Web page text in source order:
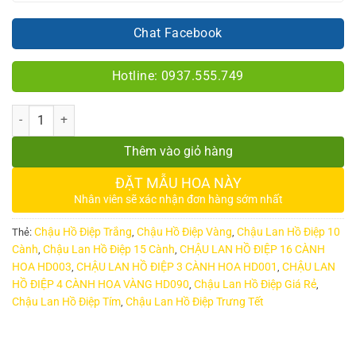
Chat Facebook
Hotline: 0937.555.749
Số lượng
Thêm vào giỏ hàng
ĐẶT MẪU HOA NÀY
Nhân viên sẽ xác nhận đơn hàng sớm nhất
Thẻ: Chậu Hồ Điệp Trắng Chậu Hồ Điệp Vàng Chậu Lan Hồ Điệp 10
Cành Chậu Lan Hồ Điệp 15 Cành CHẬU LAN HỒ ĐIỆP 16 CÀNH
HOA HD003 CHẬU LAN HỒ ĐIỆP 3 CÀNH HOA HD001 CHẬU LAN
HỒ ĐIỆP 4 CÀNH HOA VÀNG HD090 Chậu Lan Hồ Điệp Giá Rẻ
Chậu Lan Hồ Điệp Tím Chậu Lan Hồ Điệp Trưng Tết